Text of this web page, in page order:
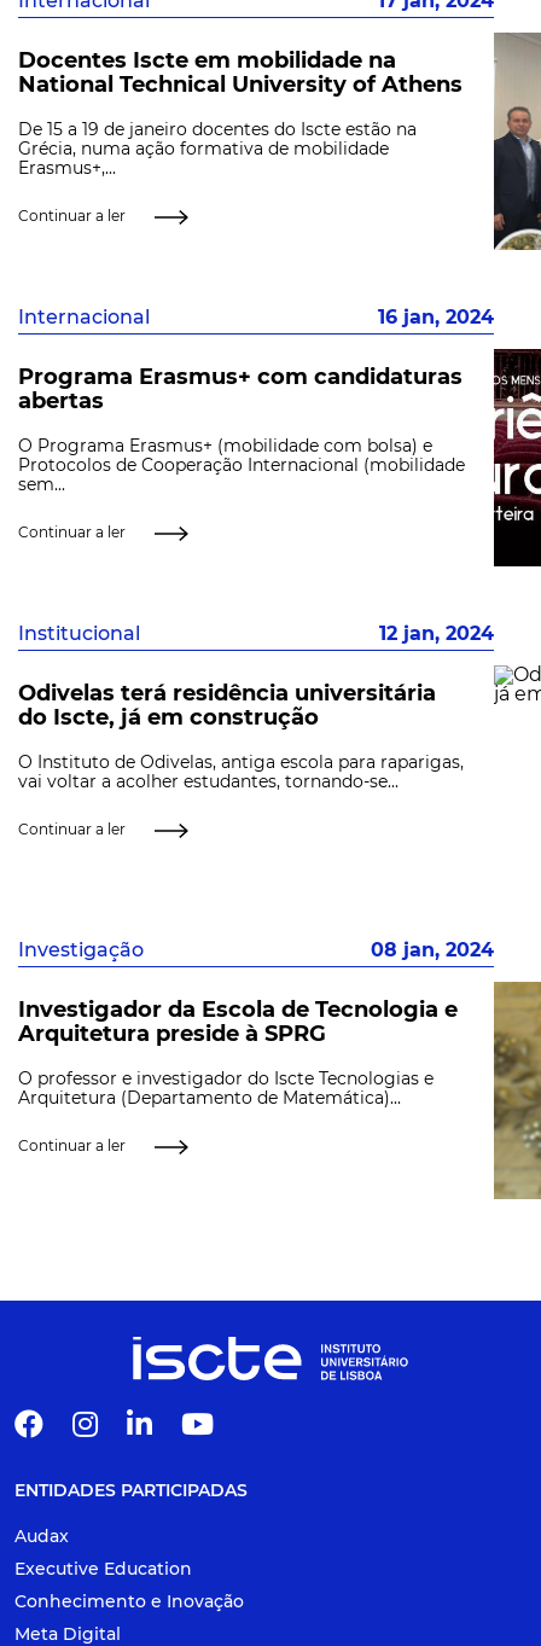
Docentes Iscte em mobilidade na
National Technical University of Athens
De 15 a 19 de janeiro docentes do Iscte estão na
Grécia, numa ação formativa de mobilidade
Erasmus+,...
Continuar a ler
Internacional 16 jan, 2024
Programa Erasmus+ com candidaturas
abertas
O Programa Erasmus+ (mobilidade com bolsa) e
Protocolos de Cooperação Internacional (mobilidade
sem...
Continuar a ler
Institucional 12 jan, 2024
Odivelas terá residência universitária
do Iscte, já em construção
O Instituto de Odivelas, antiga escola para raparigas,
vai voltar a acolher estudantes, tornando-se...
Continuar a ler
Investigação 08 jan, 2024
Investigador da Escola de Tecnologia e
Arquitetura preside à SPRG
O professor e investigador do Iscte Tecnologias e
Arquitetura (Departamento de Matemática)...
Continuar a ler
ENTIDADES PARTICIPADAS
Audax
Executive Education
Conhecimento e Inovação
Meta Digital